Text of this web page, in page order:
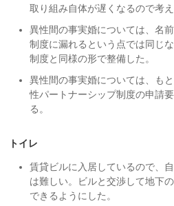
取り組み自体が遅くなるので考え
異性間の事実婚については、名
制度に漏れるという点では同じ
制度と同様の形で整備した。
異性間の事実婚については、も
性パートナーシップ制度の申請
る。
トイレ
賃貸ビルに入居しているので、
は難しい。ビルと交渉して地下
できるようにした。